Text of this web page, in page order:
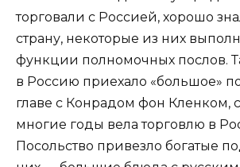
торговали с Россией, хорошо
страну, некоторые из них
функции полномочных послов.
в Россию приехало «большое»
главе с Конрадом фон Кленком,
многие годы вела торговлю в
Посольство привезло богатые